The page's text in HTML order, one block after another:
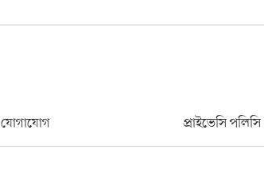
যোগাযোগ প্রাইভেসি পলিসি